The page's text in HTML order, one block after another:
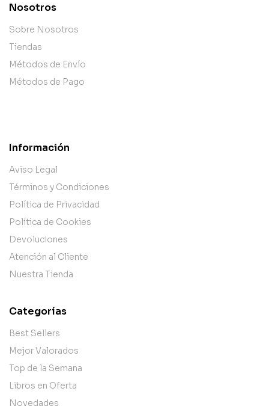
Nosotros
Sobre Nosotros
Tiendas
Métodos de Envío
Métodos de Pago
Información
Aviso Legal
Términos y Condiciones
Política de Privacidad
Política de Cookies
Devoluciones
Atención al Cliente
Nuestra Tienda
Categorías
Best Sellers
Mejor Valorados
Top de la Semana
Libros en Oferta
Novedades